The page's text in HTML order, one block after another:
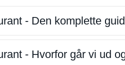
- Den komplette
- Hvorfor går vi ud